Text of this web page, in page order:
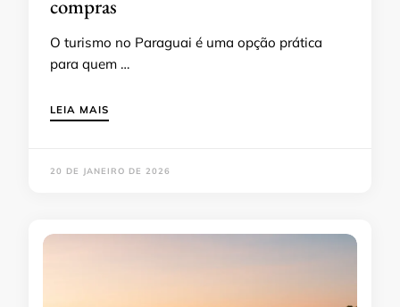
compras
O turismo no Paraguai é uma opção prática
para quem …
LEIA MAIS
20 DE JANEIRO DE 2026